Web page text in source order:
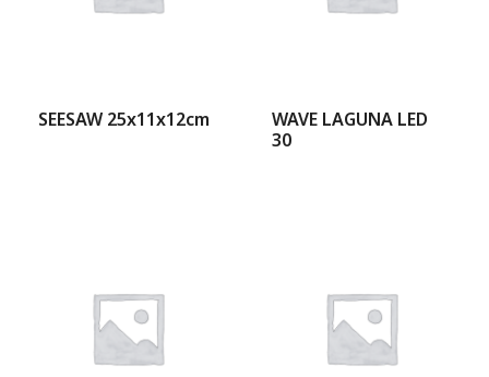
SEESAW 25x11x12cm
WAVE LAGUNA LED
30